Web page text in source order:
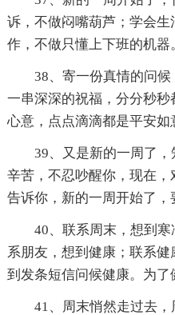
诉，不做闷嘴葫芦；学会
作，不做只懂上下班的机器
38、寄一份真情的问
一串深深的祝福，分分秒
心意，点点滴滴都是平安如
39、又是新的一周了
辛苦，不忍吵醒你，现在
告诉你，新的一周开始了，
40、联系周末，想到
系朋友，想到健康；联系
到发条短信问候健康。为了
41、周末悄然走过去